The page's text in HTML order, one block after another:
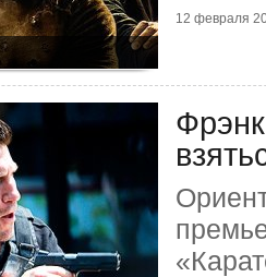
12 февраля